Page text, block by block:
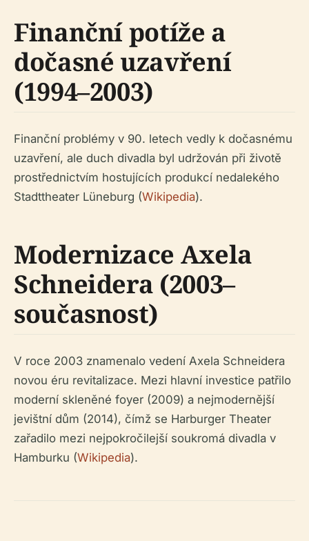
Finanční potíže a
dočasné uzavření
(1994–2003)
Finanční problémy v 90. letech vedly k dočasnému
uzavření, ale duch divadla byl udržován při životě
prostřednictvím hostujících produkcí nedalekého
Stadttheater Lüneburg (Wikipedia).
Modernizace Axela
Schneidera (2003–
současnost)
V roce 2003 znamenalo vedení Axela Schneidera
novou éru revitalizace. Mezi hlavní investice patřilo
moderní skleněné foyer (2009) a nejmodernější
jevištní dům (2014), čímž se Harburger Theater
zařadilo mezi nejpokročilejší soukromá divadla v
Hamburku (Wikipedia).